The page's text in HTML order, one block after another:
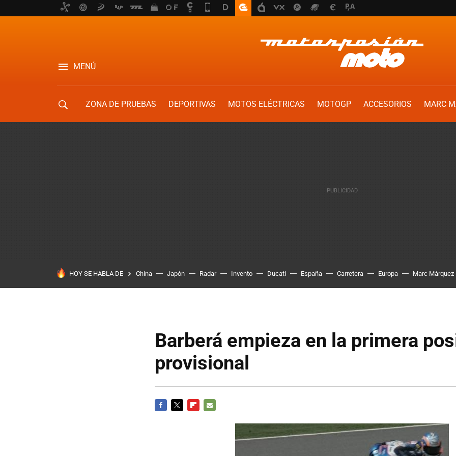
MENÚ
ZONA DE PRUEBAS DEPORTIVAS MOTOS ELÉCTRICAS MOTOGP ACCESORIOS
MARC
HOY SE HABLA DE China Japón Radar Invento Ducati España Carretera Europa Marc Márquez
Barberá empieza en la primera
provisional